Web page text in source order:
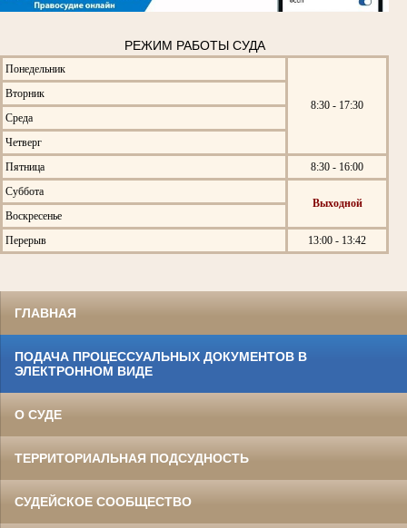
РЕЖИМ РАБОТЫ СУДА
Понедельник
8:30 - 17:30
Вторник
Среда
Четверг
Пятница
8:30 - 16:00
Суббота
Выходной
Воскресенье
Перерыв
13:00 - 13:42
ГЛАВНАЯ
ПОДАЧА ПРОЦЕССУАЛЬНЫХ ДОКУМЕНТОВ В
ЭЛЕКТРОННОМ ВИДЕ
О СУДЕ
ТЕРРИТОРИАЛЬНАЯ ПОДСУДНОСТЬ
СУДЕЙСКОЕ СООБЩЕСТВО